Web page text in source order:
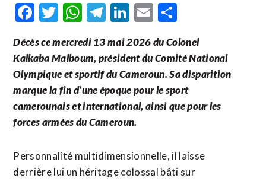
Facebook
Twitter
WhatsApp
Telegram
LinkedIn
Email
Décès ce mercredi 13 mai 2026 du Colonel
Kalkaba Malboum, président du Comité National
Olympique et sportif du Cameroun. Sa disparition
marque la fin d’une époque pour le sport
camerounais et international, ainsi que pour les
forces armées du Cameroun.
Personnalité multidimensionnelle, il laisse
derrière lui un héritage colossal bâti sur